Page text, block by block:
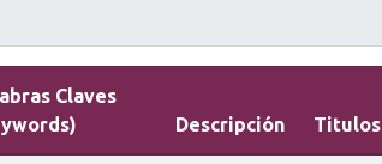
Claves
Descripción Titulos